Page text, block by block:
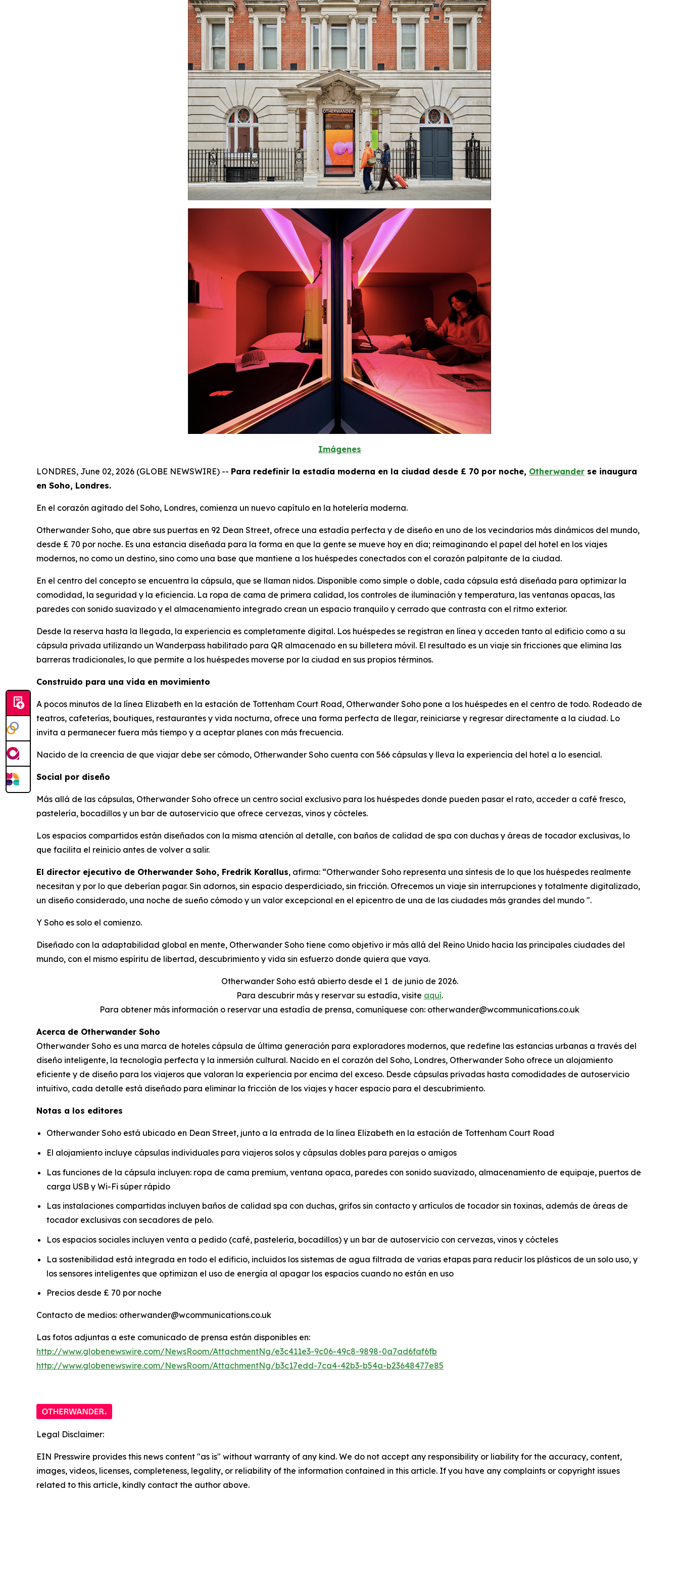
Imágenes
LONDRES, June 02, 2026 (GLOBE NEWSWIRE) -- Para redefinir la estadía moderna en la ciudad desde £ 70 por noche, Otherwander se inaugura
en Soho, Londres.
En el corazón agitado del Soho, Londres, comienza un nuevo capítulo en la hotelería moderna.
Otherwander Soho, que abre sus puertas en 92 Dean Street, ofrece una estadía perfecta y de diseño en uno de los vecindarios más dinámicos del mundo,
desde £ 70 por noche. Es una estancia diseñada para la forma en que la gente se mueve hoy en día; reimaginando el papel del hotel en los viajes
modernos, no como un destino, sino como una base que mantiene a los huéspedes conectados con el corazón palpitante de la ciudad.
En el centro del concepto se encuentra la cápsula, que se llaman nidos. Disponible como simple o doble, cada cápsula está diseñada para optimizar la
comodidad, la seguridad y la eficiencia. La ropa de cama de primera calidad, los controles de iluminación y temperatura, las ventanas opacas, las
paredes con sonido suavizado y el almacenamiento integrado crean un espacio tranquilo y cerrado que contrasta con el ritmo exterior.
Desde la reserva hasta la llegada, la experiencia es completamente digital. Los huéspedes se registran en línea y acceden tanto al edificio como a su
cápsula privada utilizando un Wanderpass habilitado para QR almacenado en su billetera móvil. El resultado es un viaje sin fricciones que elimina las
barreras tradicionales, lo que permite a los huéspedes moverse por la ciudad en sus propios términos.
Construido para una vida en movimiento
A pocos minutos de la línea Elizabeth en la estación de Tottenham Court Road, Otherwander Soho pone a los huéspedes en el centro de todo. Rodeado de
teatros, cafeterías, boutiques, restaurantes y vida nocturna, ofrece una forma perfecta de llegar, reiniciarse y regresar directamente a la ciudad. Lo
invita a permanecer fuera más tiempo y a aceptar planes con más frecuencia.
Nacido de la creencia de que viajar debe ser cómodo, Otherwander Soho cuenta con 566 cápsulas y lleva la experiencia del hotel a lo esencial.
Social por diseño
Más allá de las cápsulas, Otherwander Soho ofrece un centro social exclusivo para los huéspedes donde pueden pasar el rato, acceder a café fresco,
pastelería, bocadillos y un bar de autoservicio que ofrece cervezas, vinos y cócteles.
Los espacios compartidos están diseñados con la misma atención al detalle, con baños de calidad de spa con duchas y áreas de tocador exclusivas, lo
que facilita el reinicio antes de volver a salir.
El director ejecutivo de Otherwander Soho, Fredrik Korallus, afirma: “Otherwander Soho representa una síntesis de lo que los huéspedes realmente
necesitan y por lo que deberían pagar. Sin adornos, sin espacio desperdiciado, sin fricción. Ofrecemos un viaje sin interrupciones y totalmente digitalizado,
un diseño considerado, una noche de sueño cómodo y un valor excepcional en el epicentro de una de las ciudades más grandes del mundo ".
Y Soho es solo el comienzo.
Diseñado con la adaptabilidad global en mente, Otherwander Soho tiene como objetivo ir más allá del Reino Unido hacia las principales ciudades del
mundo, con el mismo espíritu de libertad, descubrimiento y vida sin esfuerzo donde quiera que vaya.
Otherwander Soho está abierto desde el 1 de junio de 2026.
Para descubrir más y reservar su estadía, visite aquí.
Para obtener más información o reservar una estadía de prensa, comuníquese con: otherwander@wcommunications.co.uk
Acerca de Otherwander Soho
Otherwander Soho es una marca de hoteles cápsula de última generación para exploradores modernos, que redefine las estancias urbanas a través del
diseño inteligente, la tecnología perfecta y la inmersión cultural. Nacido en el corazón del Soho, Londres, Otherwander Soho ofrece un alojamiento
eficiente y de diseño para los viajeros que valoran la experiencia por encima del exceso. Desde cápsulas privadas hasta comodidades de autoservicio
intuitivo, cada detalle está diseñado para eliminar la fricción de los viajes y hacer espacio para el descubrimiento.
Notas a los editores
Otherwander Soho está ubicado en Dean Street, junto a la entrada de la línea Elizabeth en la estación de Tottenham Court Road
El alojamiento incluye cápsulas individuales para viajeros solos y cápsulas dobles para parejas o amigos
Las funciones de la cápsula incluyen: ropa de cama premium, ventana opaca, paredes con sonido suavizado, almacenamiento de equipaje, puertos de
carga USB y Wi-Fi súper rápido
Las instalaciones compartidas incluyen baños de calidad spa con duchas, grifos sin contacto y artículos de tocador sin toxinas, además de áreas de
tocador exclusivas con secadores de pelo.
Los espacios sociales incluyen venta a pedido (café, pastelería, bocadillos) y un bar de autoservicio con cervezas, vinos y cócteles
La sostenibilidad está integrada en todo el edificio, incluidos los sistemas de agua filtrada de varias etapas para reducir los plásticos de un solo uso, y
los sensores inteligentes que optimizan el uso de energía al apagar los espacios cuando no están en uso
Precios desde £ 70 por noche
Contacto de medios: otherwander@wcommunications.co.uk
Las fotos adjuntas a este comunicado de prensa están disponibles en:
http://www.globenewswire.com/NewsRoom/AttachmentNg/e3c411e3-9c06-49c8-9898-0a7ad6faf6fb
http://www.globenewswire.com/NewsRoom/AttachmentNg/b3c17edd-7ca4-42b3-b54a-b23648477e85
Legal Disclaimer:
EIN Presswire provides this news content "as is" without warranty of any kind. We do not accept any responsibility or liability for the accuracy, content,
images, videos, licenses, completeness, legality, or reliability of the information contained in this article. If you have any complaints or copyright issues
related to this article, kindly contact the author above.